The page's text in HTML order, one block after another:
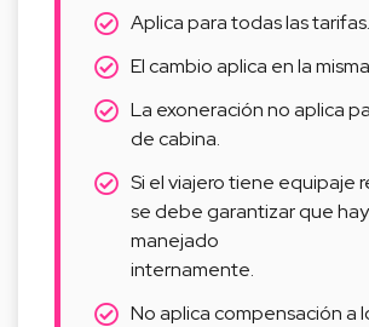
Aplica para todas las tarifas.
El cambio aplica en la
La exoneración no aplica
de cabina.
Si el viajero tiene equipaje
se debe garantizar que
manejado
internamente.
No aplica compensación a